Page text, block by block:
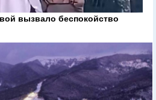
вызвало беспокойство